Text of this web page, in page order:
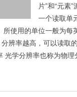
片”和“元素
一个读取单
使用的单位一般为每
辨率越高，可以读取
光学分辨率也称为物理